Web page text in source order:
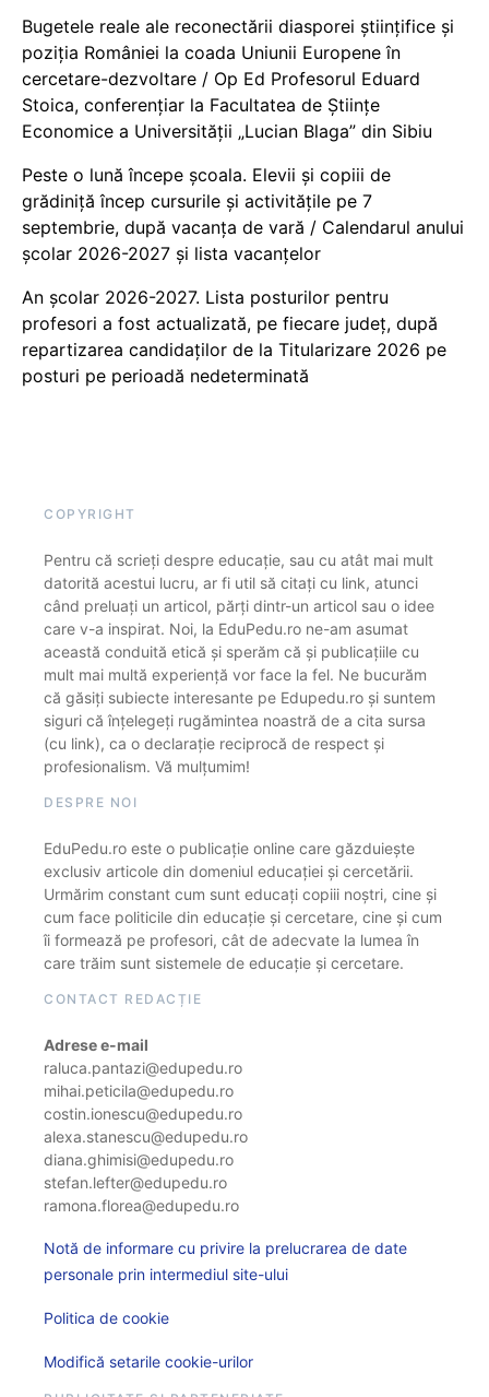
Bugetele reale ale reconectării diasporei științifice și
poziția României la coada Uniunii Europene în
cercetare-dezvoltare / Op Ed Profesorul Eduard
Stoica, conferențiar la Facultatea de Științe
Economice a Universității „Lucian Blaga” din Sibiu
Peste o lună începe școala. Elevii și copiii de
grădiniță încep cursurile și activitățile pe 7
septembrie, după vacanța de vară / Calendarul anului
școlar 2026-2027 și lista vacanțelor
An școlar 2026-2027. Lista posturilor pentru
profesori a fost actualizată, pe fiecare județ, după
repartizarea candidaților de la Titularizare 2026 pe
posturi pe perioadă nedeterminată
COPYRIGHT
Pentru că scrieți despre educație, sau cu atât mai mult
datorită acestui lucru, ar fi util să citați cu link, atunci
când preluați un articol, părți dintr-un articol sau o idee
care v-a inspirat. Noi, la EduPedu.ro ne-am asumat
această conduită etică și sperăm că și publicațiile cu
mult mai multă experiență vor face la fel. Ne bucurăm
că găsiți subiecte interesante pe Edupedu.ro și suntem
siguri că înțelegeți rugămintea noastră de a cita sursa
(cu link), ca o declarație reciprocă de respect și
profesionalism. Vă mulțumim!
DESPRE NOI
EduPedu.ro este o publicație online care găzduiește
exclusiv articole din domeniul educației și cercetării.
Urmărim constant cum sunt educați copiii noștri, cine și
cum face politicile din educație și cercetare, cine și cum
îi formează pe profesori, cât de adecvate la lumea în
care trăim sunt sistemele de educație și cercetare.
CONTACT REDACȚIE
Adrese e-mail
raluca.pantazi@edupedu.ro
mihai.peticila@edupedu.ro
costin.ionescu@edupedu.ro
alexa.stanescu@edupedu.ro
diana.ghimisi@edupedu.ro
stefan.lefter@edupedu.ro
ramona.florea@edupedu.ro
Notă de informare cu privire la prelucrarea de date
personale prin intermediul site-ului
Politica de cookie
Modifică setarile cookie-urilor